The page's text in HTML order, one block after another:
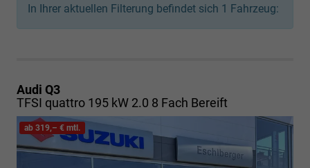
In Ihrer aktuellen Filterung befindet sich 1 Fahrzeug:
Audi Q3
TFSI quattro 195 kW 2.0 8 Fach Bereift
ab 319,– € mtl.